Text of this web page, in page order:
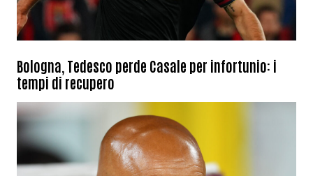
Bologna, Tedesco perde Casale per infortunio: i
tempi di recupero